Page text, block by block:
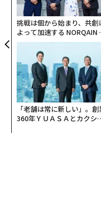
菅野大志（以下、菅野）：
つ若返りが進んでいる、
26あって、そのうち49
点）。私は高校卒業ま
に上京しました。高齢
町に戻って首長選に出て
とではなかったのですが
クレイ：それでも2022
は未来を託されたとい
挑戦は個から始まり、共創
よって加速する NORQAIN
PAN 特別座談会
「老舗は常に新しい」。
360年ＹＵＡＳＡとカクシ